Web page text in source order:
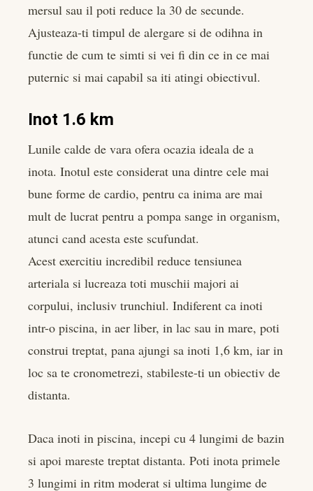
mersul sau il poti reduce la 30 de secunde.
Ajusteaza-ti timpul de alergare si de odihna in
functie de cum te simti si vei fi din ce in ce mai
puternic si mai capabil sa iti atingi obiectivul.
Inot 1.6 km
Lunile calde de vara ofera ocazia ideala de a
inota. Inotul este considerat una dintre cele mai
bune forme de cardio, pentru ca inima are mai
mult de lucrat pentru a pompa sange in organism,
atunci cand acesta este scufundat.
Acest exercitiu incredibil reduce tensiunea
arteriala si lucreaza toti muschii majori ai
corpului, inclusiv trunchiul. Indiferent ca inoti
intr-o piscina, in aer liber, in lac sau in mare, poti
construi treptat, pana ajungi sa inoti 1,6 km, iar in
loc sa te cronometrezi, stabileste-ti un obiectiv de
distanta.
Daca inoti in piscina, incepi cu 4 lungimi de bazin
si apoi mareste treptat distanta. Poti inota primele
3 lungimi in ritm moderat si ultima lungime de